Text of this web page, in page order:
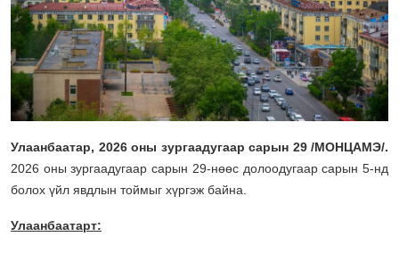
Улаанбаатар, 2026 оны зургаадугаар сарын 29 /МОНЦАМЭ/.
2026 оны зургаадугаар сарын 29-нөөс долоодугаар сарын 5-нд
болох үйл явдлын тоймыг хүргэж байна.
Улаанбаатарт: